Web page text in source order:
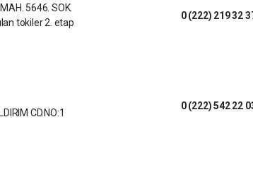
5646. SOK.
tokiler 2. etap
0 (222) 219 32
CD.NO:1
0 (222) 542 22